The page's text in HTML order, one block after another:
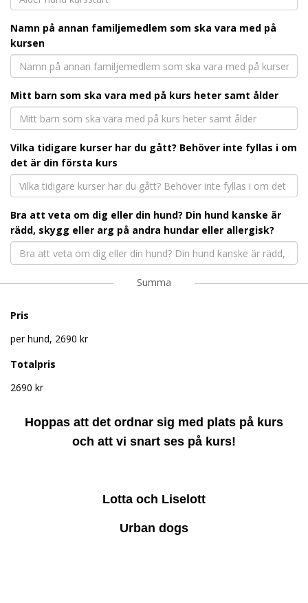
Namn på annan familjemedlem som ska vara med på
kursen
Mitt barn som ska vara med på kurs heter samt ålder
Vilka tidigare kurser har du gått? Behöver inte fyllas i om
det är din första kurs
Bra att veta om dig eller din hund? Din hund kanske är
rädd, skygg eller arg på andra hundar eller allergisk?
Summa
Pris
per hund, 2690 kr
Totalpris
2690 kr
Hoppas att det ordnar sig med plats på kurs
och att vi snart ses på kurs!
Lotta och Liselott
Urban dogs